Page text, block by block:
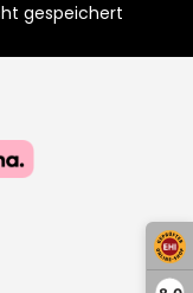
gespeichert